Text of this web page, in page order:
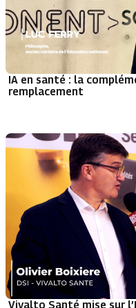
IA en santé : la
remplacement
Vivalto Santé mise sur